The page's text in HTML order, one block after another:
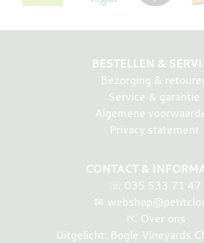
BESTELLEN &
Bezorging &
Service & garantie
Algemene
Privacy statement
CONTACT &
☏ 035 533 71 47
✉
Over ons
Uitgelicht: Bogle Vineyards